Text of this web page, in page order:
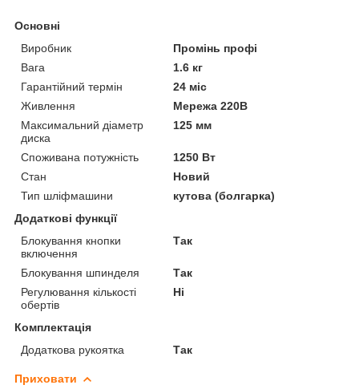
Основні
Виробник
Промінь профі
Вага
1.6 кг
Гарантійний термін
24 міс
Живлення
Мережа 220В
Максимальний діаметр
диска
125 мм
Споживана потужність
1250 Вт
Стан
Новий
Тип шліфмашини
кутова (болгарка)
Додаткові функції
Блокування кнопки
включення
Так
Блокування шпинделя
Так
Регулювання кількості
обертів
Ні
Комплектація
Додаткова рукоятка
Так
Приховати